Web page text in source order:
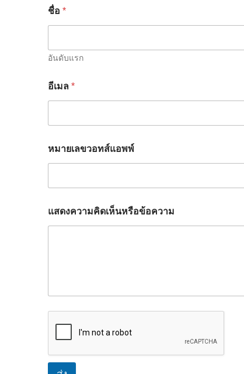
ชื่อ *
อันดับแรก
อีเมล *
หมายเลขวอทส์แอพพ์
แสดงความคิดเห็นหรือข้อความ